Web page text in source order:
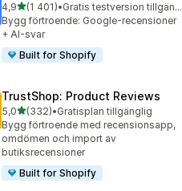
4,9av 5 stjärnor
(1 401)
1401 recensioner totalt
•
Gratis testversion tillgänglig
Bygg förtroende: Google-recensioner
+ AI-svar
Built for Shopify
TrustShop: Product Reviews
5,0av 5 stjärnor
(332)
332 recensioner totalt
•Gratisplan tillgänglig
Bygg förtroende med recensionsapp,
omdömen och import av
butiksrecensioner
Built for Shopify